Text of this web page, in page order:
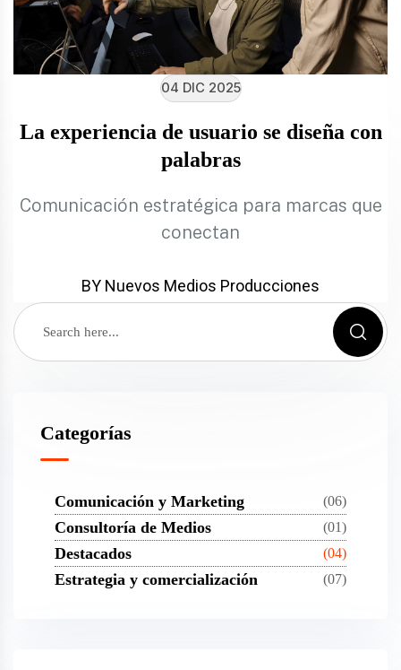
04 DIC 2025
La experiencia de usuario se diseña con
palabras
Comunicación estratégica para marcas que
conectan
BY Nuevos Medios Producciones
Categorías
Comunicación y Marketing (06)
Consultoría de Medios (01)
Destacados (04)
Estrategia y comercialización (07)